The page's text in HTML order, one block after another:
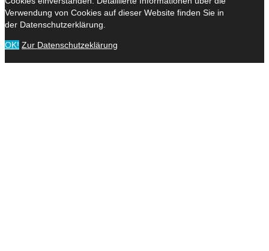
Verwendung von Cookies auf dieser Website finden Sie in
der Datenschutzerklärung.
OK! Zur Datenschutzeklärung